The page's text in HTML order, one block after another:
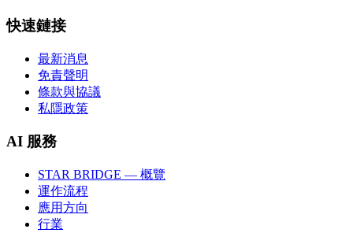
快速鏈接
最新消息
免責聲明
條款與協議
私隱政策
AI 服務
STAR BRIDGE — 概覽
運作流程
應用方向
行業